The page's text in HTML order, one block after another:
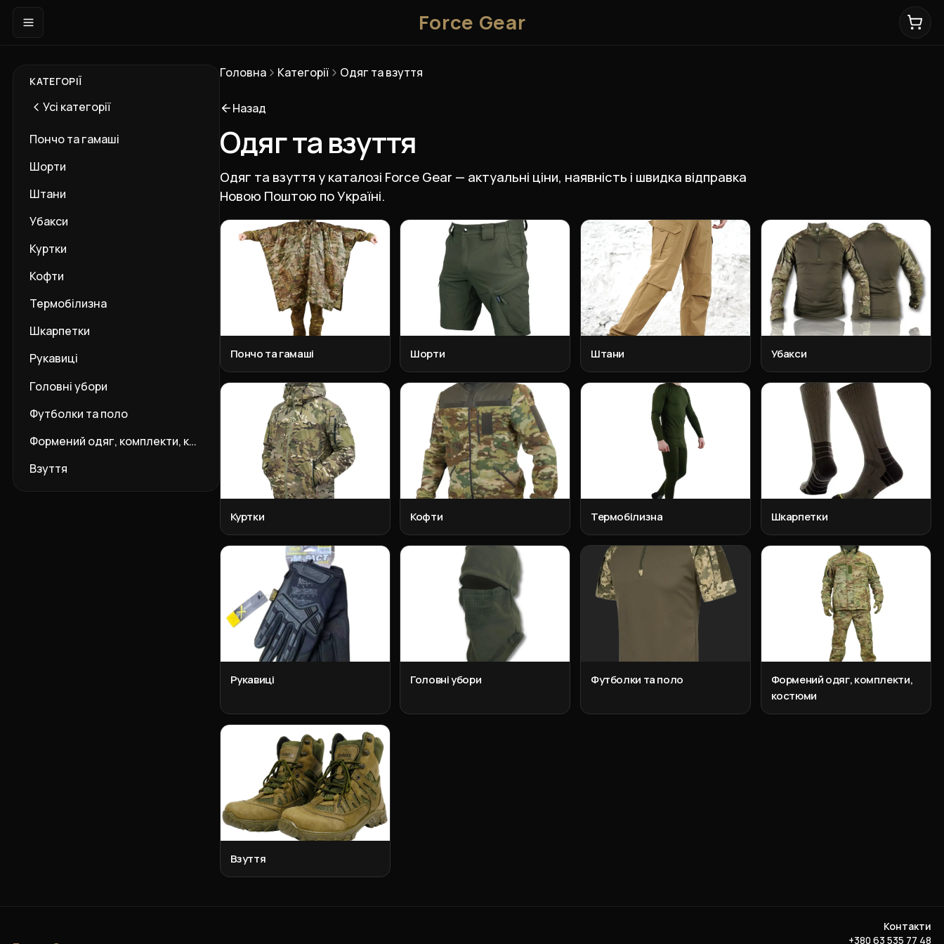
Force Gear
КАТЕГОРІЇ
Усі категорії
Пончо та гамаші
Шорти
Штани
Убакси
Куртки
Кофти
Термобілизна
Шкарпетки
Рукавиці
Головні убори
Футболки та поло
Формений одяг, комплекти, костюми
Взуття
Головна Категорії Одяг та взуття
Назад
Одяг та взуття
Одяг та взуття у каталозі Force Gear — актуальні ціни, наявність і швидка відправка
Новою Поштою по Україні.
Підкатегорії
Пончо та гамаші Шорти Штани Убакси
Куртки Кофти Термобілизна Шкарпетки
Рукавиці Головні убори Футболки та поло
Формений одяг, комплекти,
костюми
Взуття
Контакти
+380 63 535 77 48